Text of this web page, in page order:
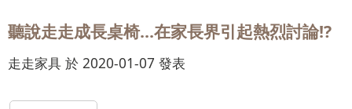
聽說走走成長桌椅...在家長界引起熱烈討論!?
走走家具 於 2020-01-07 發表